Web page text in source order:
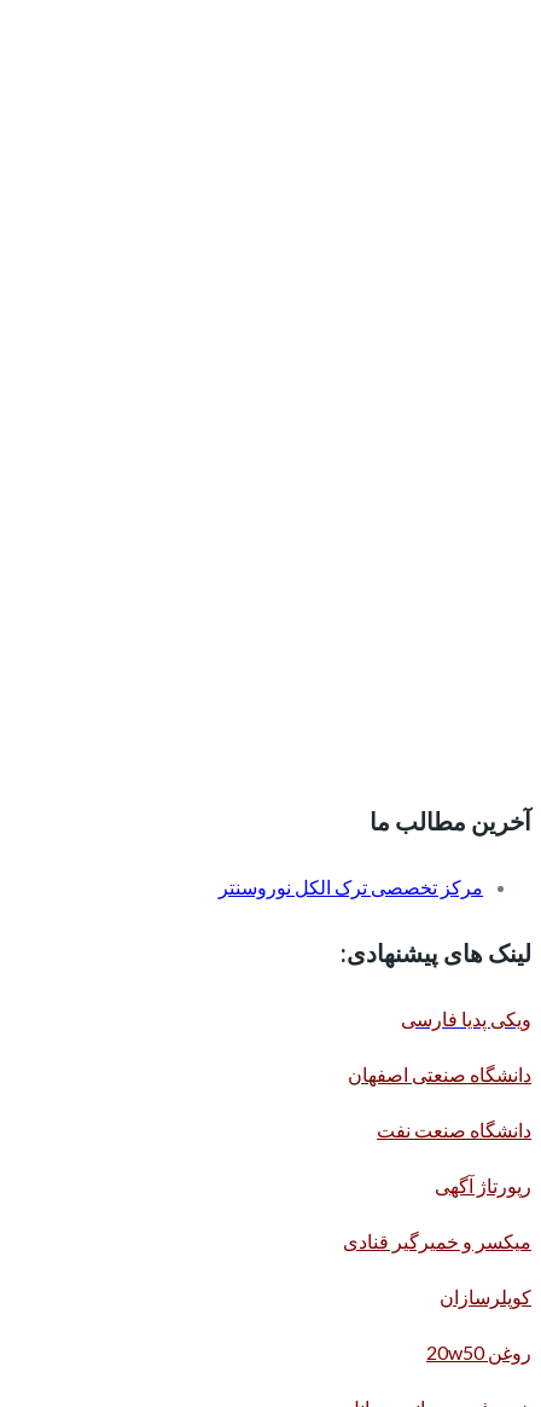
آخرین مطالب ما
مرکز تخصصی ترک الکل نوروسنتر
لینک های پیشنهادی:
ویکی پدیا فارسی
دانشگاه صنعتی اصفهان
دانشگاه صنعت نفت
رپورتاژ آگهی
میکسر و خمیرگیر قنادی
کوپلرسازان
روغن 20w50